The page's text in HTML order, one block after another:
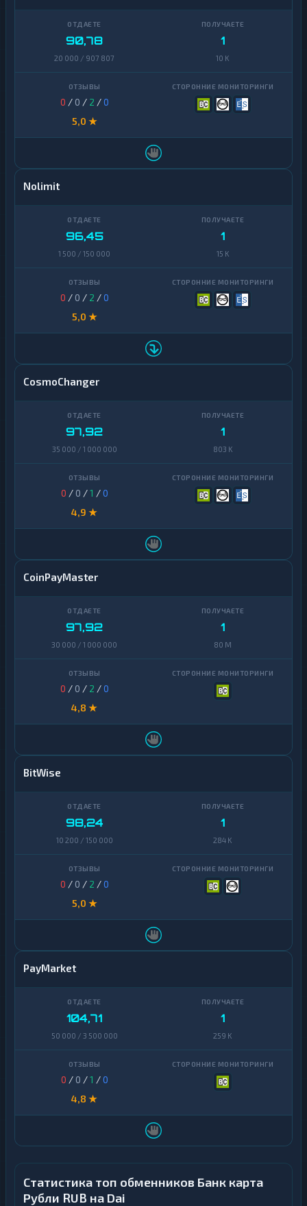
90,78
20 000 / 907 807
1
10 K
0 / 0 / 2 /0
5,0 ★
Nolimit
96,45
1 500 / 150 000
1
15 K
0 / 0 / 2 /0
5,0 ★
CosmoChanger
97,92
35 000 / 1 000 000
1
803 K
0 / 0 /1 /0
4,9 ★
CoinPayMaster
97,92
30 000 / 1 000 000
1
80 M
0 / 0 / 2 /0
4,8 ★
BitWise
98,24
10 200 / 150 000
1
284 K
0 / 0 / 2 /0
5,0 ★
PayMarket
104,71
50 000 / 3 500 000
1
259 K
0 / 0 /1 /0
4,8 ★
Статистика топ обменников Банк карта
Рубли RUB на Dai